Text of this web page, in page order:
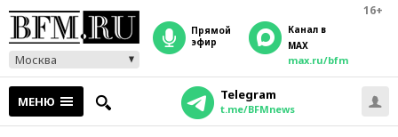
16+
Москва
прямой
эфир
Канал в
MAX
max.ru/bfm
МЕНЮ Telegram
t.me/BFMnews